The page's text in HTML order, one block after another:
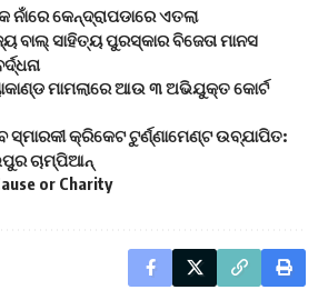
କେନ୍ଦ୍ରାପଡାରେ ଏତଲା
ବାଲ୍‌ ସାହିତ୍ୟ ପୁରସ୍କାର ବିଜେତା ମାନସ
ମାମଲାରେ ଆଉ ୩ ଅଭିଯୁକ୍ତ କୋର୍ଟ
ସ୍ମାରକୀ କ୍ରିକେଟ ଟୁର୍ଣ୍ଣାମେଣ୍ଟ ଉବ୍‌ଯାପିତ:
ଚାମ୍ପିଆନ୍
or Charity